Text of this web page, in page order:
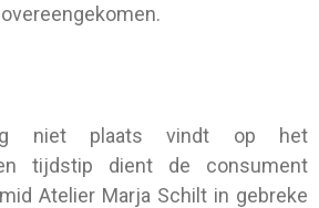
niet plaats vindt op het
tijdstip dient de consument
Atelier Marja Schilt in gebreke